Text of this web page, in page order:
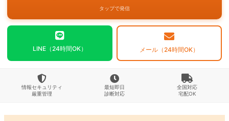
タップで発信
LINE（24時間OK） メール（24時間OK）
情報セキュリティ
厳重管理
最短即日
診断対応
全国対応
宅配OK